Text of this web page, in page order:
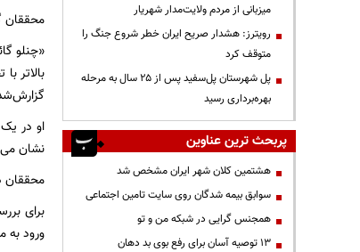
محققان
«چنلو
بالاتر
او در
نشان
محققان در
ورود به مطالعه، حدود ۱۰ روز مانیتورهای
میزبانی از مردم ولایت‌مدار شهریار
رویترز: هشدار صریح ایران خطر شروع جنگ را
متوقف کرد
پل شهرستان پل‌سفید پس از ۲۵ سال به مرحله
بهره‌برداری رسید
پربحث ترین عناوین
هشتمین کلان شهر ایران مشخص شد
سوابق بیمه شدگان روی سایت تامین اجتماعی
همجنس گرایی در شبکه من و تو
13 توصیه آسان برای رفع بوی بد دهان